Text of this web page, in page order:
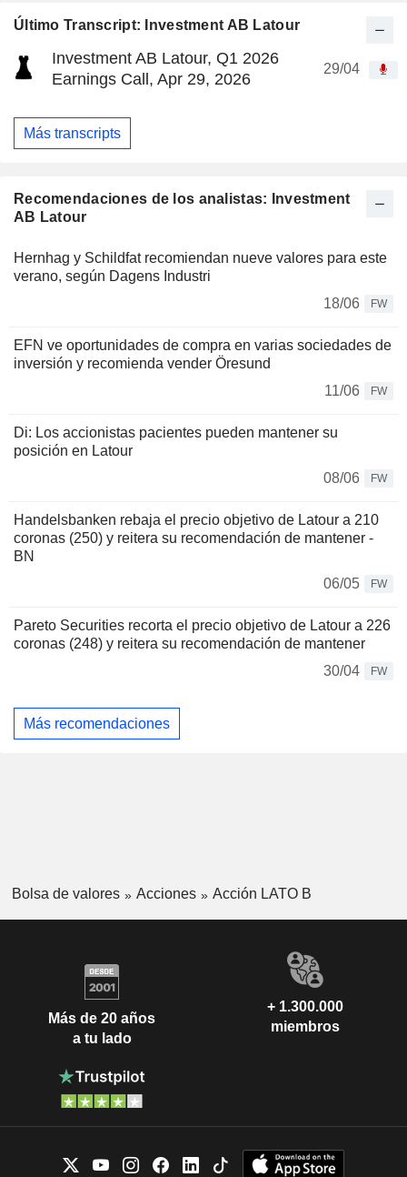
Último Transcript: Investment AB Latour
Investment AB Latour, Q1 2026
Earnings Call, Apr 29, 2026
29/04
Más transcripts
Recomendaciones de los analistas: Investment
AB Latour
Hernhag y Schildfat recomiendan nueve valores para este
verano, según Dagens Industri
18/06
FW
EFN ve oportunidades de compra en varias sociedades de
inversión y recomienda vender Öresund
11/06
FW
Di: Los accionistas pacientes pueden mantener su
posición en Latour
08/06
FW
Handelsbanken rebaja el precio objetivo de Latour a 210
coronas (250) y reitera su recomendación de mantener -
BN
06/05
FW
Pareto Securities recorta el precio objetivo de Latour a 226
coronas (248) y reitera su recomendación de mantener
30/04
FW
Más recomendaciones
Bolsa de valores Acciones Acción LATO B
Más de 20 años
a tu lado
+ 1.300.000
miembros